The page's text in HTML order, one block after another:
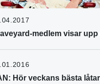
medlem visar upp
Hör veckans bästa låtar